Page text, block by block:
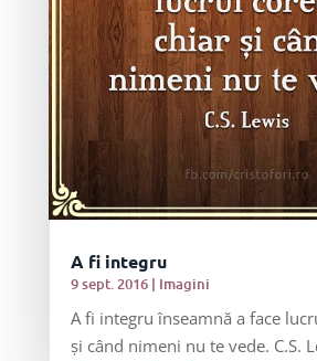
A fi integru
9 sept. 2016| Imagini
A fi integru înseamnă a face
și când nimeni nu te vede. C.S.